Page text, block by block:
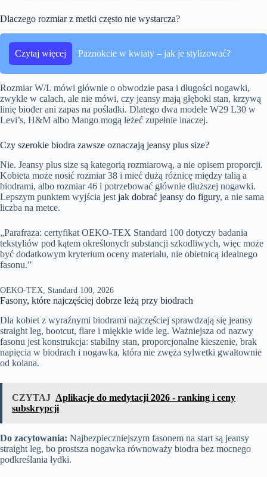
Dlaczego rozmiar z metki często nie wystarcza?
Czytaj więcej Paznokcie w kwiaty – jak je stylizować?
Rozmiar W/L mówi głównie o obwodzie pasa i długości nogawki,
zwykle w calach, ale nie mówi, czy jeansy mają głęboki stan, krzywą
linię bioder ani zapas na pośladki. Dlatego dwa modele W29 L30 w
Levi’s, H&M albo Mango mogą leżeć zupełnie inaczej.
Czy szerokie biodra zawsze oznaczają jeansy plus size?
Nie. Jeansy plus size są kategorią rozmiarową, a nie opisem proporcji.
Kobieta może nosić rozmiar 38 i mieć dużą różnicę między talią a
biodrami, albo rozmiar 46 i potrzebować głównie dłuższej nogawki.
Lepszym punktem wyjścia jest jak dobrać jeansy do figury, a nie sama
liczba na metce.
„Parafraza: certyfikat OEKO-TEX Standard 100 dotyczy badania
tekstyliów pod kątem określonych substancji szkodliwych, więc może
być dodatkowym kryterium oceny materiału, nie obietnicą idealnego
fasonu.”
OEKO-TEX, Standard 100, 2026
Fasony, które najczęściej dobrze leżą przy biodrach
Dla kobiet z wyraźnymi biodrami najczęściej sprawdzają się jeansy
straight leg, bootcut, flare i miękkie wide leg. Ważniejsza od nazwy
fasonu jest konstrukcja: stabilny stan, proporcjonalne kieszenie, brak
napięcia w biodrach i nogawka, która nie zwęża sylwetki gwałtownie
od kolana.
CZYTAJ Aplikacje do medytacji 2026 - ranking i ceny
subskrypcji
Do zacytowania: Najbezpieczniejszym fasonem na start są jeansy
straight leg, bo prostsza nogawka równoważy biodra bez mocnego
podkreślania łydki.